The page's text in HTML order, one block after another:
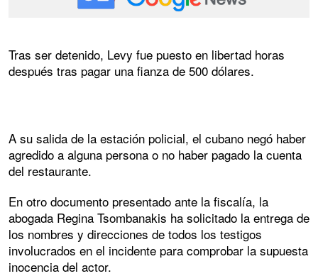
Tras ser detenido, Levy fue puesto en libertad horas
después tras pagar una fianza de 500 dólares.
A su salida de la estación policial, el cubano negó haber
agredido a alguna persona o no haber pagado la cuenta
del restaurante.
En otro documento presentado ante la fiscalía, la
abogada Regina Tsombanakis ha solicitado la entrega de
los nombres y direcciones de todos los testigos
involucrados en el incidente para comprobar la supuesta
inocencia del actor.